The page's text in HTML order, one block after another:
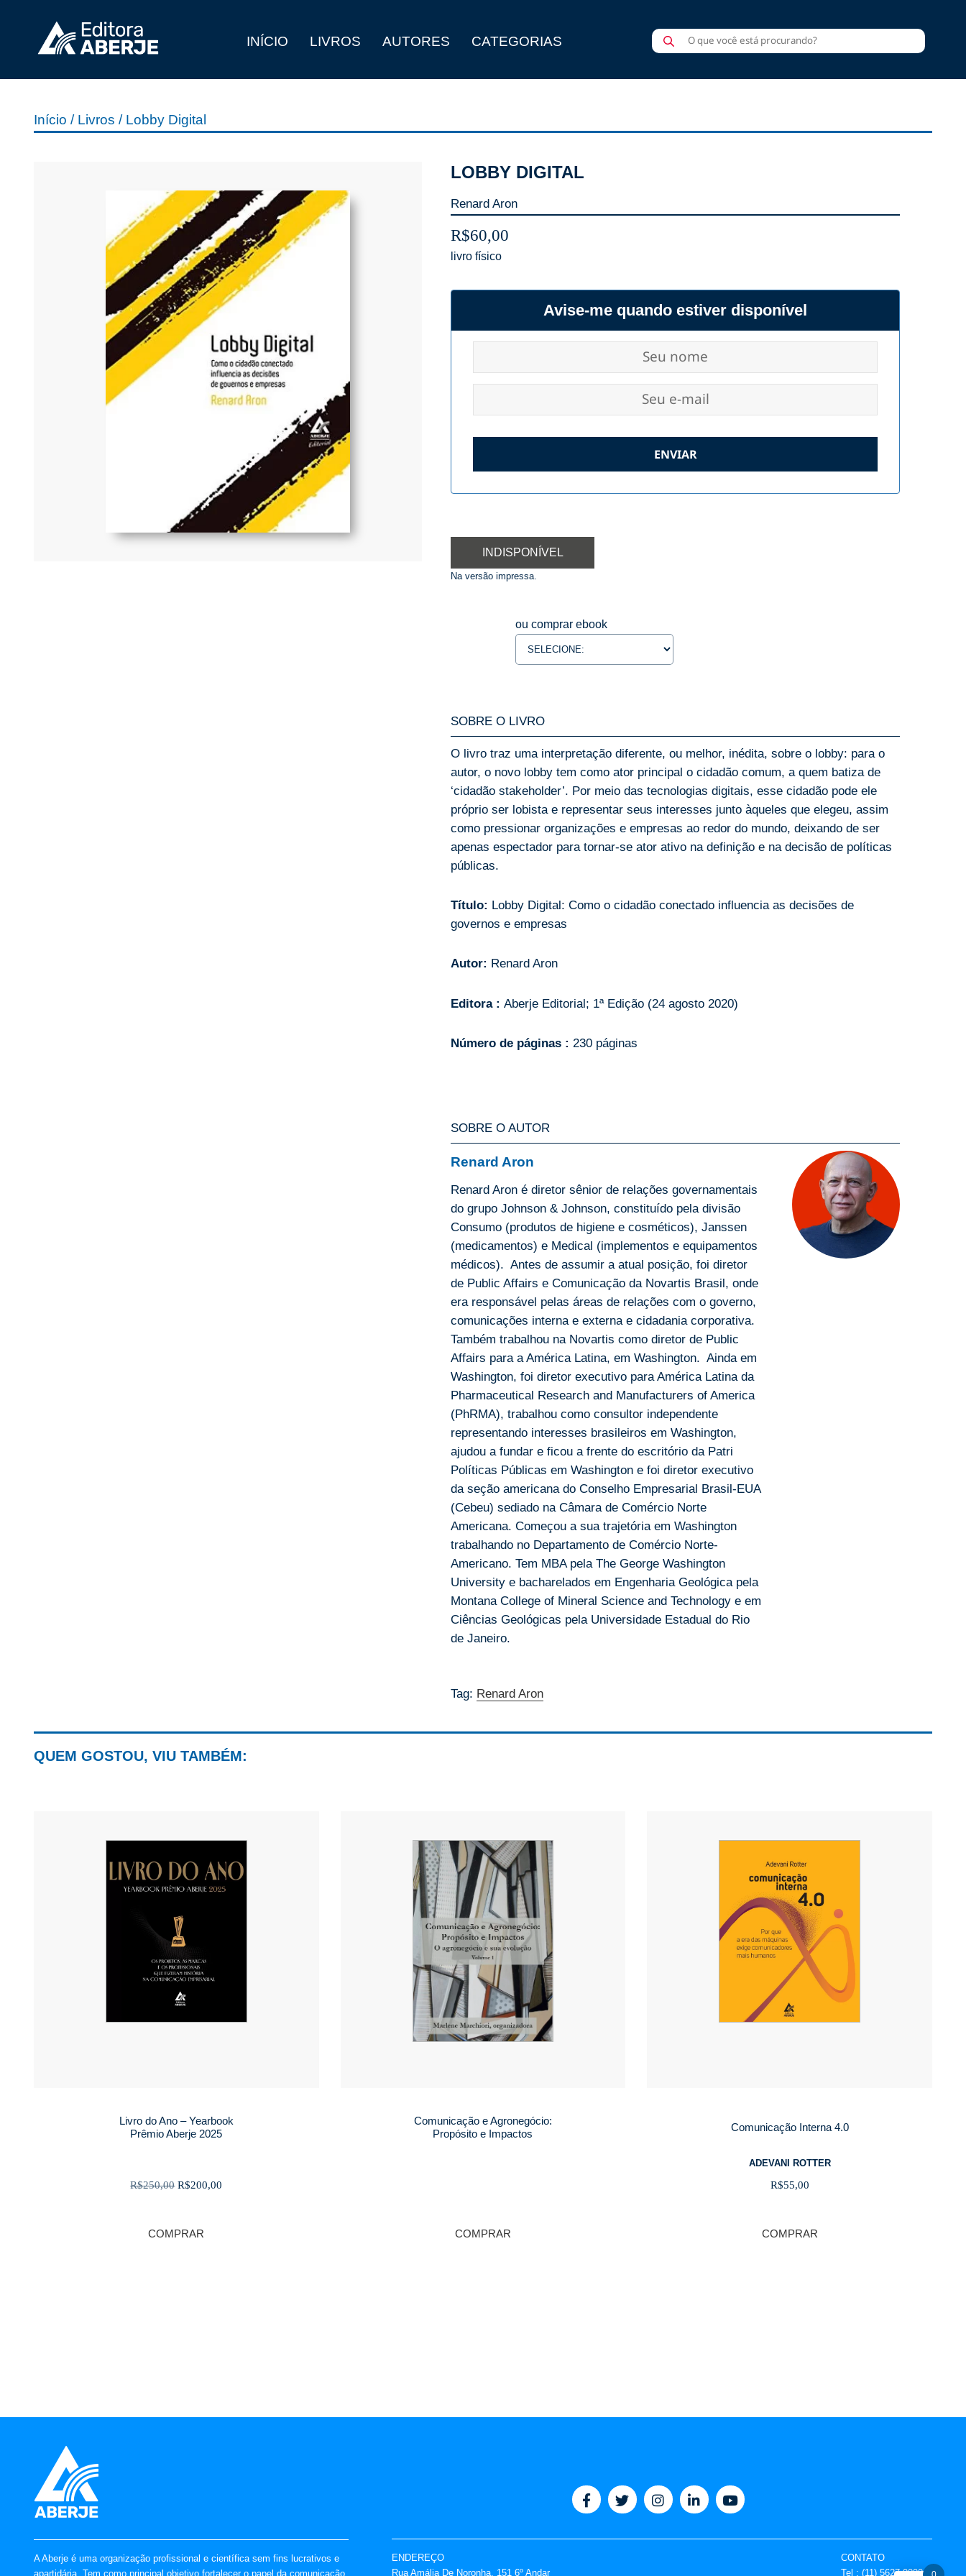
INÍCIO LIVROS AUTORES CATEGORIAS
Pesquisar
produtos
Início / Livros / Lobby Digital
LOBBY DIGITAL
Renard Aron
R$60,00
Avise-me quando estiver disponível
INDISPONÍVEL
Na versão impressa.
ou comprar ebook
SOBRE O LIVRO
O livro traz uma interpretação diferente, ou melhor, inédita, sobre o lobby: para o
autor, o novo lobby tem como ator principal o cidadão comum, a quem batiza de
‘cidadão stakeholder’. Por meio das tecnologias digitais, esse cidadão pode ele
próprio ser lobista e representar seus interesses junto àqueles que elegeu, assim
como pressionar organizações e empresas ao redor do mundo, deixando de ser
apenas espectador para tornar-se ator ativo na definição e na decisão de políticas
públicas.
Título: Lobby Digital: Como o cidadão conectado influencia as decisões de
governos e empresas
Autor: Renard Aron
Editora : Aberje Editorial; 1ª Edição (24 agosto 2020)
Número de páginas : 230 páginas
SOBRE O AUTOR
Renard Aron
Renard Aron é diretor sênior de relações governamentais
do grupo Johnson & Johnson, constituído pela divisão
Consumo (produtos de higiene e cosméticos), Janssen
(medicamentos) e Medical (implementos e equipamentos
médicos). Antes de assumir a atual posição, foi diretor
de Public Affairs e Comunicação da Novartis Brasil, onde
era responsável pelas áreas de relações com o governo,
comunicações interna e externa e cidadania corporativa.
Também trabalhou na Novartis como diretor de Public
Affairs para a América Latina, em Washington. Ainda em
Washington, foi diretor executivo para América Latina da
Pharmaceutical Research and Manufacturers of America
(PhRMA), trabalhou como consultor independente
representando interesses brasileiros em Washington,
ajudou a fundar e ficou a frente do escritório da Patri
Políticas Públicas em Washington e foi diretor executivo
da seção americana do Conselho Empresarial Brasil-EUA
(Cebeu) sediado na Câmara de Comércio Norte
Americana. Começou a sua trajetória em Washington
trabalhando no Departamento de Comércio Norte-
Americano. Tem MBA pela The George Washington
University e bacharelados em Engenharia Geológica pela
Montana College of Mineral Science and Technology e em
Ciências Geológicas pela Universidade Estadual do Rio
de Janeiro.
Tag: Renard Aron
QUEM GOSTOU, VIU TAMBÉM:
Livro do Ano – Yearbook
Prêmio Aberje 2025
R$250,00 O
era:
R$200,00
COMPRAR
Comunicação e Agronegócio:
Propósito e Impactos
COMPRAR
Comunicação Interna 4.0
ADEVANI ROTTER
R$55,00
COMPRAR
A Aberje é uma organização profissional e científica sem fins lucrativos e
apartidária. Tem como principal objetivo fortalecer o papel da comunicação
ENDEREÇO
Rua Amália De Noronha, 151 6º Andar
CONTATO
Tel : (11) 5627-9090